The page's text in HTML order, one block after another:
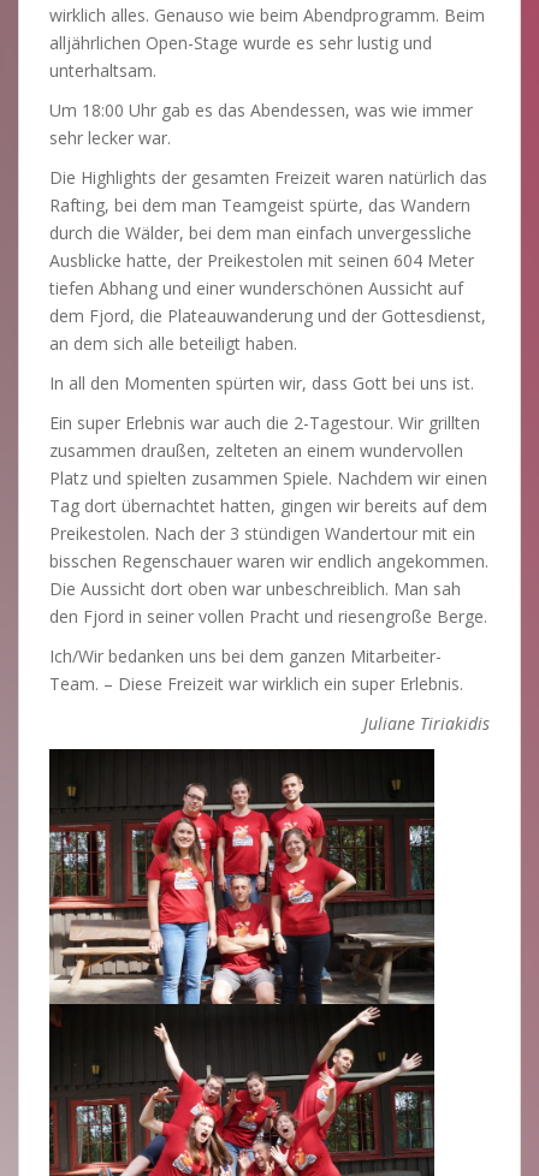
wirklich alles. Genauso wie beim Abendprogramm. Beim
alljährlichen Open-Stage wurde es sehr lustig und
unterhaltsam.
Um 18:00 Uhr gab es das Abendessen, was wie immer
sehr lecker war.
Die Highlights der gesamten Freizeit waren natürlich das
Rafting, bei dem man Teamgeist spürte, das Wandern
durch die Wälder, bei dem man einfach unvergessliche
Ausblicke hatte, der Preikestolen mit seinen 604 Meter
tiefen Abhang und einer wunderschönen Aussicht auf
dem Fjord, die Plateauwanderung und der Gottesdienst,
an dem sich alle beteiligt haben.
In all den Momenten spürten wir, dass Gott bei uns ist.
Ein super Erlebnis war auch die 2-Tagestour. Wir grillten
zusammen draußen, zelteten an einem wundervollen
Platz und spielten zusammen Spiele. Nachdem wir einen
Tag dort übernachtet hatten, gingen wir bereits auf dem
Preikestolen. Nach der 3 stündigen Wandertour mit ein
bisschen Regenschauer waren wir endlich angekommen.
Die Aussicht dort oben war unbeschreiblich. Man sah
den Fjord in seiner vollen Pracht und riesengroße Berge.
Ich/Wir bedanken uns bei dem ganzen Mitarbeiter-
Team. – Diese Freizeit war wirklich ein super Erlebnis.
Juliane Tiriakidis